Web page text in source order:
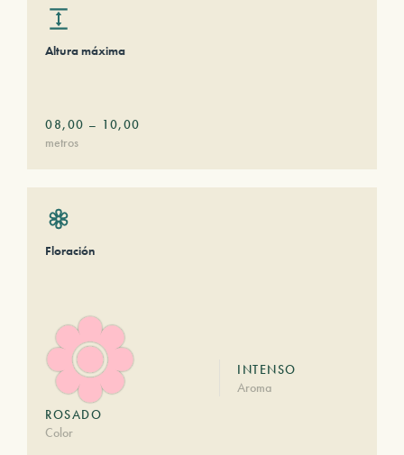
Altura máxima
08,00 – 10,00
metros
Floración
ROSADO
Color
INTENSO
Aroma